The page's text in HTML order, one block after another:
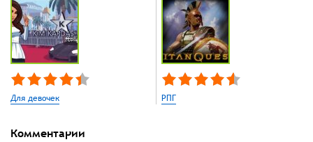
Для девочек РПГ
Комментарии